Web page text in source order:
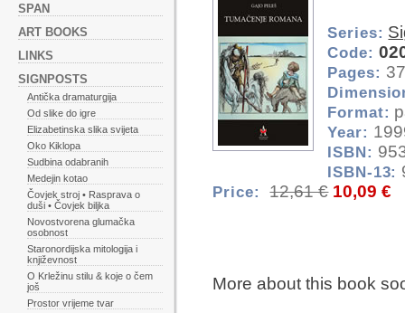
SPAN
ART BOOKS
LINKS
SIGNPOSTS
Antička dramaturgija
Od slike do igre
Elizabetinska slika svijeta
Oko Kiklopa
Sudbina odabranih
Medejin kotao
Čovjek stroj • Rasprava o
duši • Čovjek biljka
Novostvorena glumačka
osobnost
Staronordijska mitologija i
književnost
O Krležinu stilu & koje o čem
još
Prostor vrijeme tvar
Series:
Code:
Pages:
Format:
Year:
ISBN:
ISBN-13:
Price: 12,61 € 10,09 €
More about this book